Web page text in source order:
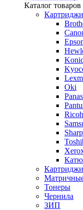
Каталог товаров
Oki
Ricoh
Sharp
Тонеры
Чернила
ЗИП